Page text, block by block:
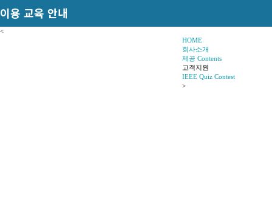
이용 교육 안내
<
HOME
회사소개
제공 Contents
고객지원
IEEE Quiz Contest
>